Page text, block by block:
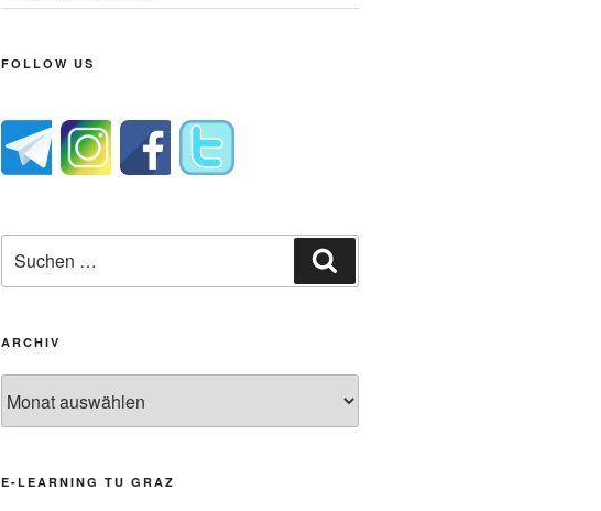
FOLLOW US
nach:
ARCHIV
E-LEARNING TU GRAZ